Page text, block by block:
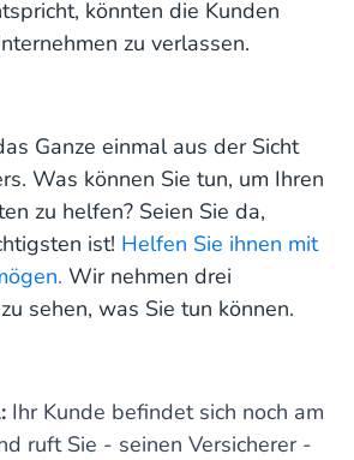
könnten die Kunden
zu verlassen.
Ganze einmal aus der Sicht
Was können Sie tun, um Ihren
zu helfen? Seien Sie da,
ist! Helfen Sie ihnen mit
Wir nehmen drei
sehen, was Sie tun können.
Ihr Kunde befindet sich noch am
ruft Sie - seinen Versicherer -